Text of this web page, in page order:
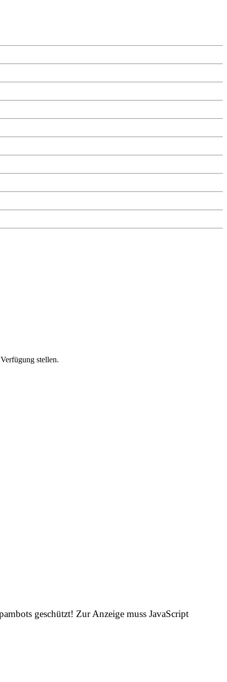
stellen.
geschützt! Zur Anzeige muss JavaScript